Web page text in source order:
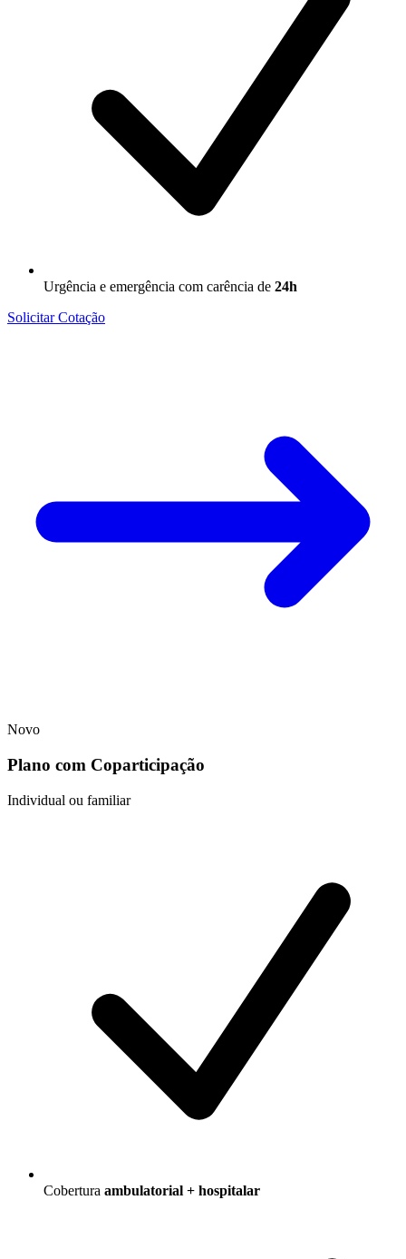
Urgência e emergência com carência de 24h
Solicitar Cotação
Novo
Plano com Coparticipação
Individual ou familiar
Cobertura ambulatorial + hospitalar